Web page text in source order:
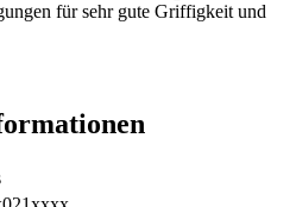
für sehr gute Griffigkeit und